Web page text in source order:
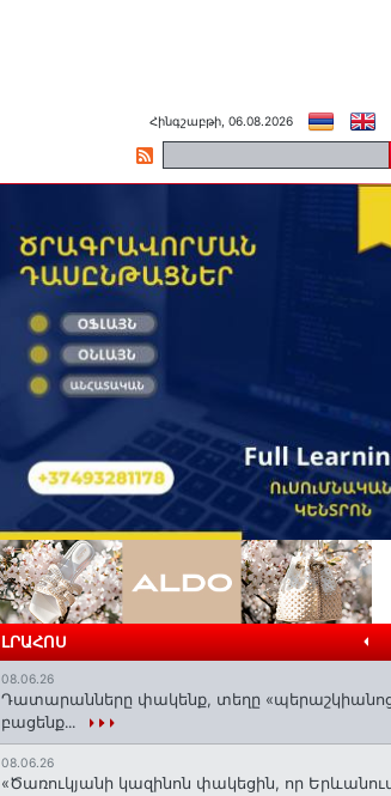
Հինգշաբթի, 06.08.2026
ԼՐԱՀՈՍ
08.06.26
Դատարանները փակենք, տեղը
բացենք․․․
08.06.26
«Ծառուկյանի կազինոն փակեցին, որ